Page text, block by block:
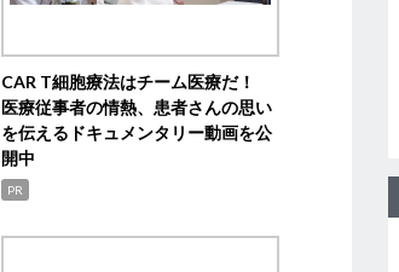
CAR T細胞療法はチーム医療だ！
医療従事者の情熱、患者さんの思い
を伝えるドキュメンタリー動画を公
開中
PR